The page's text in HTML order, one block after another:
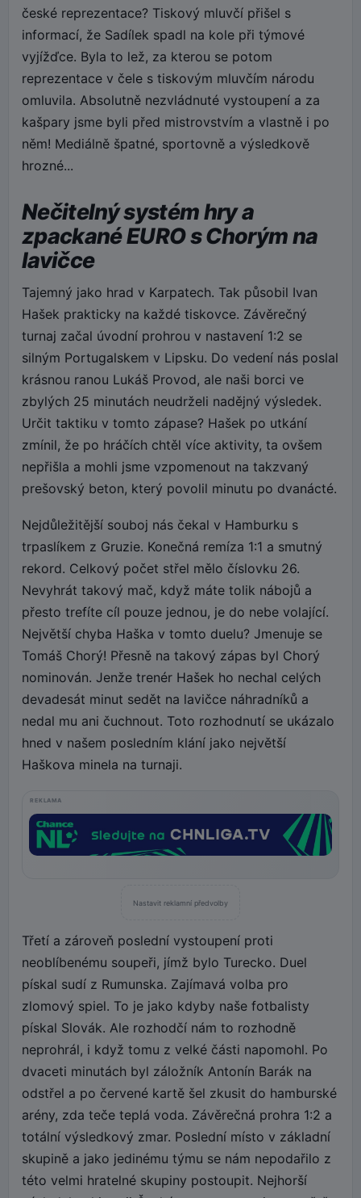
české reprezentace? Tiskový mluvčí přišel s
informací, že Sadílek spadl na kole při týmové
vyjížďce. Byla to lež, za kterou se potom
reprezentace v čele s tiskovým mluvčím národu
omluvila. Absolutně nezvládnuté vystoupení a za
kašpary jsme byli před mistrovstvím a vlastně i po
něm! Mediálně špatné, sportovně a výsledkově
hrozné...
Nečitelný systém hry a
zpackané EURO s Chorým na
lavičce
Tajemný jako hrad v Karpatech. Tak působil Ivan
Hašek prakticky na každé tiskovce. Závěrečný
turnaj začal úvodní prohrou v nastavení 1:2 se
silným Portugalskem v Lipsku. Do vedení nás poslal
krásnou ranou Lukáš Provod, ale naši borci ve
zbylých 25 minutách neudrželi nadějný výsledek.
Určit taktiku v tomto zápase? Hašek po utkání
zmínil, že po hráčích chtěl více aktivity, ta ovšem
nepřišla a mohli jsme vzpomenout na takzvaný
prešovský beton, který povolil minutu po dvanácté.
Nejdůležitější souboj nás čekal v Hamburku s
trpaslíkem z Gruzie. Konečná remíza 1:1 a smutný
rekord. Celkový počet střel mělo číslovku 26.
Nevyhrát takový mač, když máte tolik nábojů a
přesto trefíte cíl pouze jednou, je do nebe volající.
Největší chyba Haška v tomto duelu? Jmenuje se
Tomáš Chorý! Přesně na takový zápas byl Chorý
nominován. Jenže trenér Hašek ho nechal celých
devadesát minut sedět na lavičce náhradníků a
nedal mu ani čuchnout. Toto rozhodnutí se ukázalo
hned v našem posledním klání jako největší
Haškova minela na turnaji.
REKLAMA
Nastavit reklamní předvolby
Třetí a zároveň poslední vystoupení proti
neoblíbenému soupeři, jímž bylo Turecko. Duel
pískal sudí z Rumunska. Zajímavá volba pro
zlomový spiel. To je jako kdyby naše fotbalisty
pískal Slovák. Ale rozhodčí nám to rozhodně
neprohrál, i když tomu z velké části napomohl. Po
dvaceti minutách byl záložník Antonín Barák na
odstřel a po červené kartě šel zkusit do hamburské
arény, zda teče teplá voda. Závěrečná prohra 1:2 a
totální výsledkový zmar. Poslední místo v základní
skupině a jako jedinému týmu se nám nepodařilo z
této velmi hratelné skupiny postoupit. Nejhorší